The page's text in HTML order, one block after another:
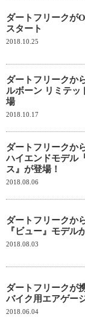
ダートフリークが
スタート
2018.10.25
ダートフリークか
ルボーン リミテッ
場
2018.10.17
ダートフリークか
ハイエンドモデル
ス』が登場！
2018.08.06
ダートフリークか
『ビュー』モデル
2018.08.03
ダートフリークが
バイク用エアゲー
2018.06.04